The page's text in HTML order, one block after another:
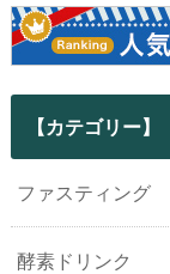
【カテゴリー】
ファスティング
酵素ドリンク